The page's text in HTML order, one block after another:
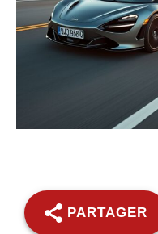
PARTAGER